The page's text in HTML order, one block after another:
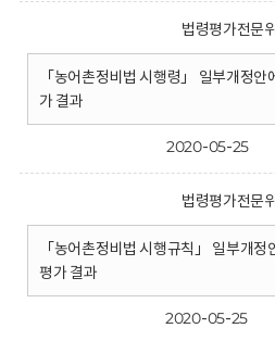
법령평가전문
「농어촌정비법 시행령」 일부개정
가 결과
2020-05-25
법령평가전문
「농어촌정비법 시행규칙」 일부개
평가 결과
2020-05-25